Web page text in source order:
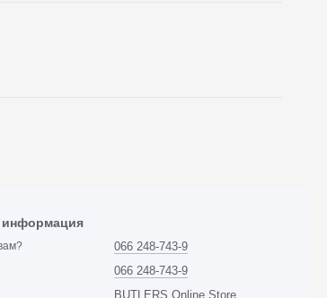
информация
066 248-743-9
066 248-743-9
BUTLERS Online Store